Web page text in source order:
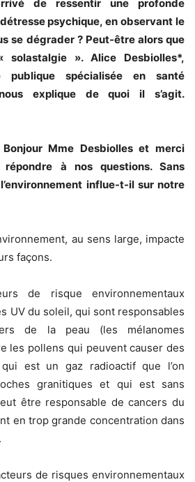
de ressentir une profonde
psychique, en observant le
se dégrader ? Peut-être alors que
». Alice Desbiolles*,
publique spécialisée en santé
nous explique de quoi il s’agit.
Mme Desbiolles et merci
à nos questions. Sans
influe-t-il sur notre
au sens large, impacte
façons.
de risque environnementaux
UV du soleil, qui sont responsables
de la peau (les mélanomes
les pollens qui peuvent causer des
est un gaz radioactif que l’on
granitiques et qui est sans
être responsable de cancers du
en trop grande concentration dans
de risques environnementaux